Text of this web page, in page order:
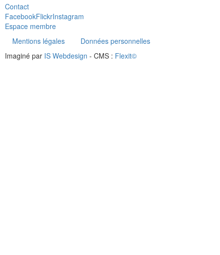
Contact
FacebookFlickrInstagram
Espace membre
Mentions légales
Données personnelles
Imaginé par IS Webdesign - CMS : Flexit©